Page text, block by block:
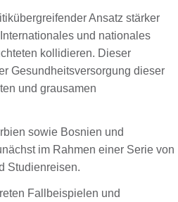
Ansatz stärker
und nationales
kollidieren. Dieser
Gesundheitsversorgung dieser
und grausamen
sowie Bosnien und
im Rahmen einer Serie von
Studienreisen.
Fallbeispielen und